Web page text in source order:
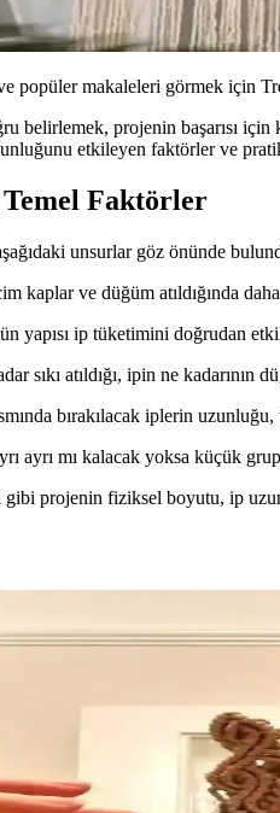
popüler makaleleri görmek için
belirlemek, projenin başarısı
etkileyen faktörler ve
Faktörler
unsurlar göz önünde
kaplar ve düğüm atıldığında
yapısı ip tüketimini doğrudan
sıkı atıldığı, ipin ne kadarının
bırakılacak iplerin uzunluğu,
ayrı mı kalacak yoksa küçük
gibi projenin fiziksel boyutu, ip
Projesi: Düğüm
yarım düğüm tekniği ve
Hediyesi: Teknikler ve
ip kalınlıkları ve özgün